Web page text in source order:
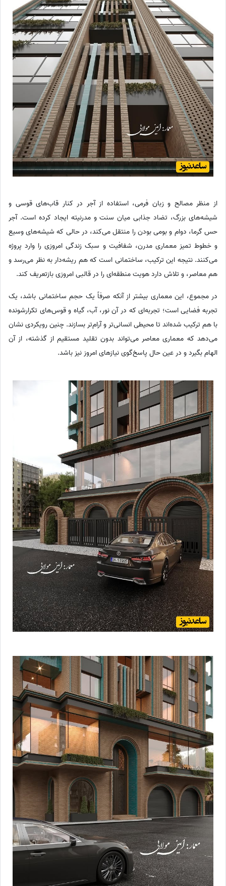
از منظر مصالح و زبان فرمی، استفاده از آجر در کنار قاب‌های قوسی و
شیشه‌های بزرگ، تضاد جذابی میان سنت و مدرنیته ایجاد کرده است. آجر
حس گرما، دوام و بومی بودن را منتقل می‌کند، در حالی که شیشه‌های وسیع
و خطوط تمیز معماری مدرن، شفافیت و سبک زندگی امروزی را وارد پروژه
می‌کنند. نتیجه این ترکیب، ساختمانی است که هم ریشه‌دار به نظر می‌رسد و
هم معاصر، و تلاش دارد هویت منطقه‌ای را در قالبی امروزی بازتعریف کند.
در مجموع، این معماری بیشتر از آنکه صرفاً یک حجم ساختمانی باشد، یک
تجربه فضایی است؛ تجربه‌ای که در آن نور، آب، گیاه و قوس‌های تکرارشونده
با هم ترکیب شده‌اند تا محیطی انسانی‌تر و آرام‌تر بسازند. چنین رویکردی نشان
می‌دهد که معماری معاصر می‌تواند بدون تقلید مستقیم از گذشته، از آن
الهام بگیرد و در عین حال پاسخ‌گوی نیازهای امروز نیز باشد.